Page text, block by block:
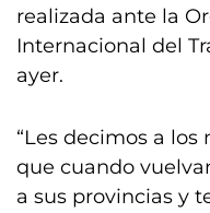
realizada ante la
Internacional del
ayer.
“Les decimos a
que cuando
a sus provincias y